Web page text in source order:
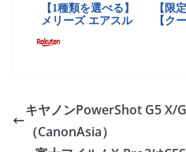
キヤノンPowerShot G5 X/
（CanonAsia）